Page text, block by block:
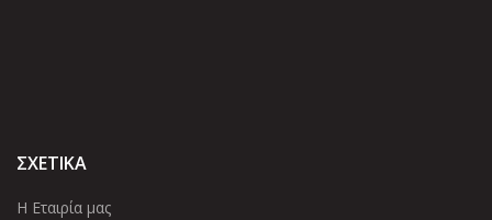
ΣΧΕΤΙΚΑ
Η Εταιρία μας